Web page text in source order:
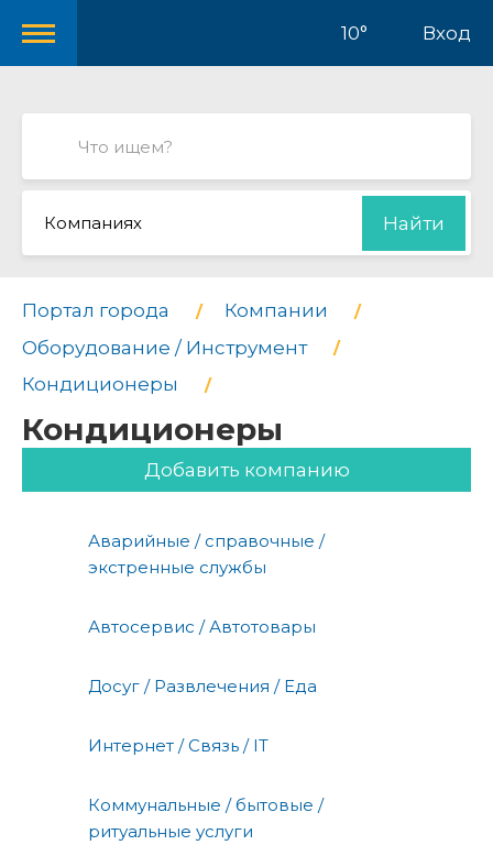
10° Вход
Компаниях Найти
Портал города
Компании
Оборудование / Инструмент
Кондиционеры
Кондиционеры
Добавить компанию
Аварийные / справочные /
экстренные службы
Автосервис / Автотовары
Досуг / Развлечения / Еда
Интернет / Связь / IT
Коммунальные / бытовые /
ритуальные услуги